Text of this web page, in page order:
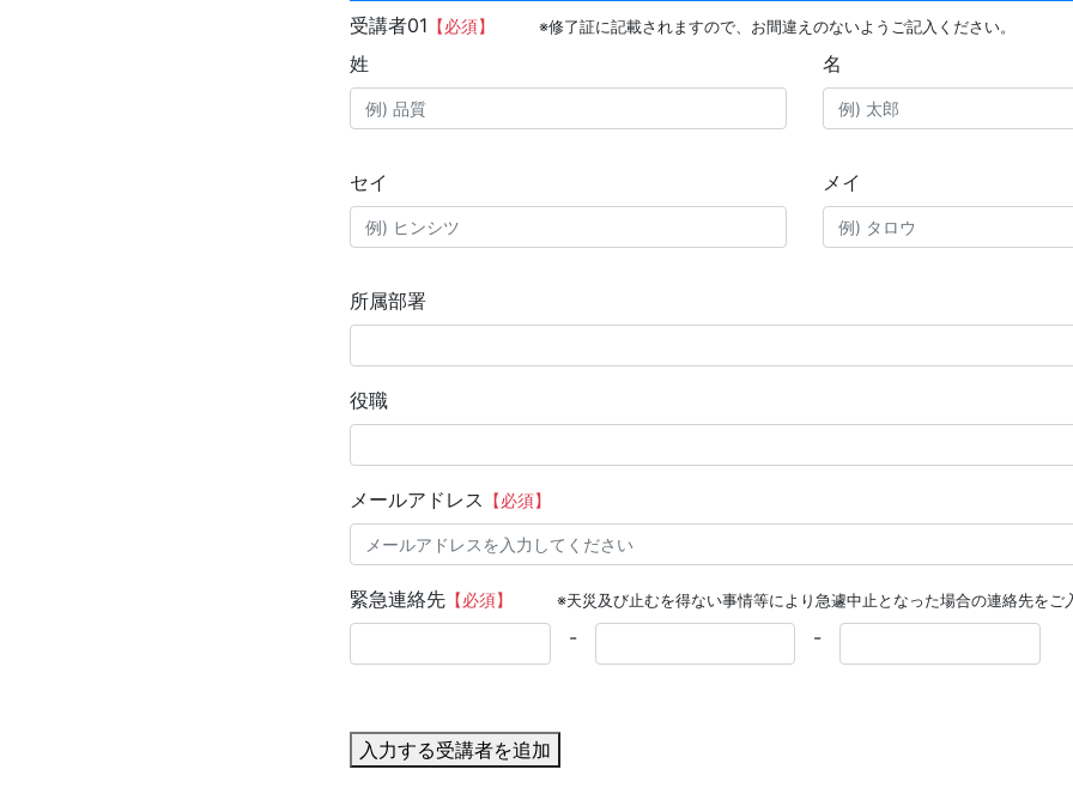
受講者01 【必須】 ※修了証に記載されますので、お間違えのないようご記入ください。
姓 名
セイ メイ
所属部署
役職
メールアドレス 【必須】
緊急連絡先 【必須】 ※天災及び止むを得ない事情等により急遽中止となった場合の連絡先をご
- -
入力する受講者を追加